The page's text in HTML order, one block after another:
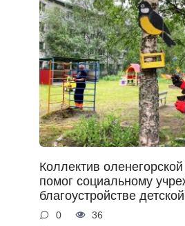
Коллектив
помог социальному
благоустройстве
0 36